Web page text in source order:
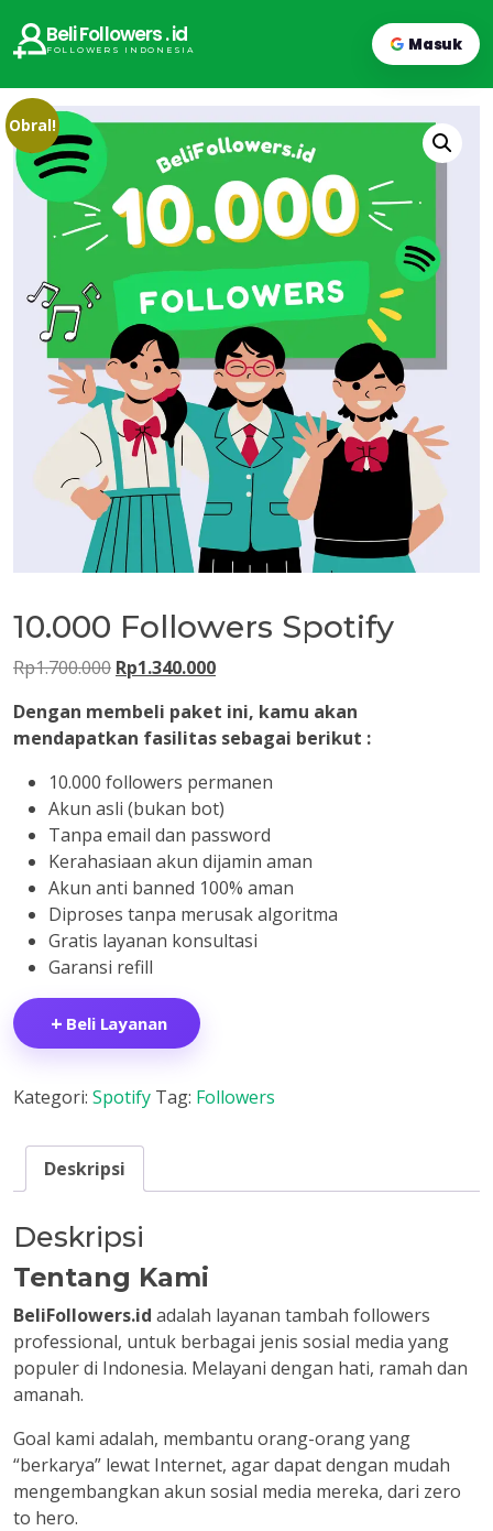
Beli Followers . id
FOLLOWERS INDONESIA Masuk
Obral!
10.000 Followers Spotify
Rp1.700.000 Harga
adalah:
Rp1.700.000.
Rp1.340.000Harga
ini
adalah:
Dengan membeli paket ini, kamu akan
mendapatkan fasilitas sebagai berikut :
10.000 followers permanen
Akun asli (bukan bot)
Tanpa email dan password
Kerahasiaan akun dijamin aman
Akun anti banned 100% aman
Diproses tanpa merusak algoritma
Gratis layanan konsultasi
Garansi refill
+ Beli Layanan
Kategori: Spotify Tag: Followers
Deskripsi
Deskripsi
Tentang Kami
BeliFollowers.id adalah layanan tambah followers
professional, untuk berbagai jenis sosial media yang
populer di Indonesia. Melayani dengan hati, ramah dan
amanah.
Goal kami adalah, membantu orang-orang yang
“berkarya” lewat Internet, agar dapat dengan mudah
mengembangkan akun sosial media mereka, dari zero
to hero.